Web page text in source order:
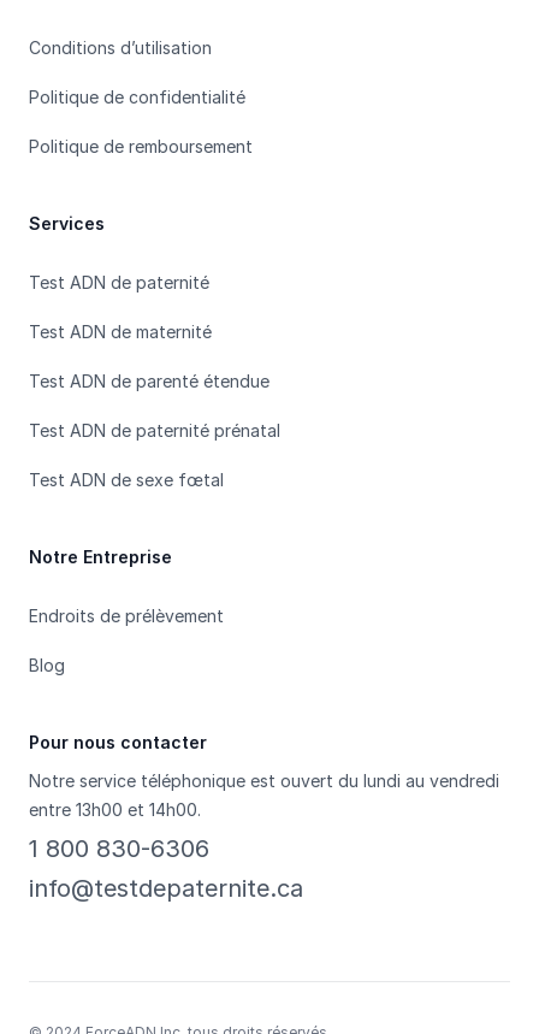
Conditions d’utilisation
Politique de confidentialité
Politique de remboursement
Services
Test ADN de paternité
Test ADN de maternité
Test ADN de parenté étendue
Test ADN de paternité prénatal
Test ADN de sexe fœtal
Notre Entreprise
Endroits de prélèvement
Blog
Pour nous contacter
Notre service téléphonique est ouvert du lundi au vendredi
entre 13h00 et 14h00.
1 800 830-6306
info@testdepaternite.ca